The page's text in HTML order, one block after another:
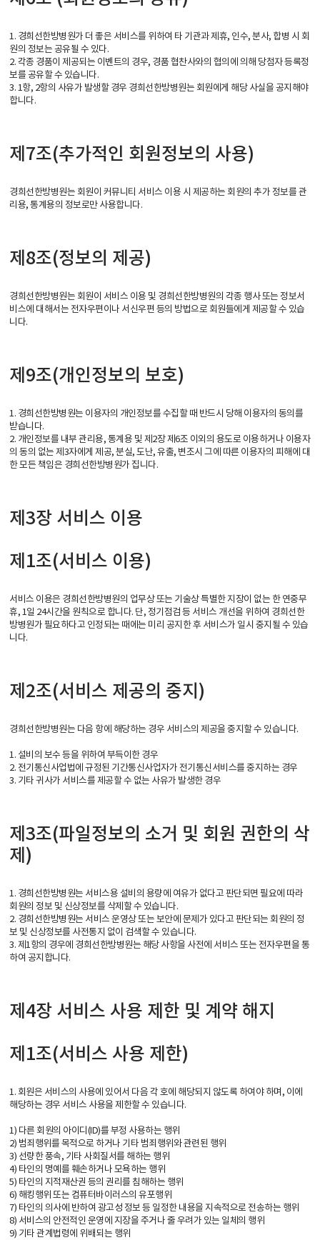
1. 경희선한방병원가 더 좋은 서비스를 위하여 타 기관과 제휴, 인수, 분사, 합병 시 회
원의 정보는 공유될 수 있다.
2. 각종 경품이 제공되는 이벤트의 경우, 경품 협찬사와의 협의에 의해 당첨자 등록정
보를 공유할 수 있습니다.
3. 1항, 2항의 사유가 발생할 경우 경희선한방병원는 회원에게 해당 사실을 공지해야
합니다.
제7조(추가적인 회원정보의 사용)
경희선한방병원는 회원이 커뮤니티 서비스 이용 시 제공하는 회원의 추가 정보를 관
리용, 통계용의 정보로만 사용합니다.
제8조(정보의 제공)
경희선한방병원는 회원이 서비스 이용 및 경희선한방병원의 각종 행사 또는 정보서
비스에 대해서는 전자우편이나 서신우편 등의 방법으로 회원들에게 제공할 수 있습
니다.
제9조(개인정보의 보호)
1. 경희선한방병원는 이용자의 개인정보를 수집할 때 반드시 당해 이용자의 동의를
받습니다.
2. 개인정보를 내부 관리용, 통계용 및 제2장 제6조 이외의 용도로 이용하거나 이용자
의 동의 없는 제3자에게 제공, 분실, 도난, 유출, 변조시 그에 따른 이용자의 피해에 대
한 모든 책임은 경희선한방병원가 집니다.
제3장 서비스 이용
제1조(서비스 이용)
서비스 이용은 경희선한방병원의 업무상 또는 기술상 특별한 지장이 없는 한 연중무
휴, 1일 24시간을 원칙으로 합니다. 단, 정기점검 등 서비스 개선을 위하여 경희선한
방병원가 필요하다고 인정되는 때에는 미리 공지한 후 서비스가 일시 중지될 수 있습
니다.
제2조(서비스 제공의 중지)
경희선한방병원는 다음 항에 해당하는 경우 서비스의 제공을 중지할 수 있습니다.
1. 설비의 보수 등을 위하여 부득이한 경우
2. 전기통신사업법에 규정된 기간통신사업자가 전기통신서비스를 중지하는 경우
3. 기타 귀사가 서비스를 제공할 수 없는 사유가 발생한 경우
제3조(파일정보의 소거 및 회원 권한의 삭
제)
1. 경희선한방병원는 서비스용 설비의 용량에 여유가 없다고 판단되면 필요에 따라
회원의 정보 및 신상정보를 삭제할 수 있습니다.
2. 경희선한방병원는 서비스 운영상 또는 보안에 문제가 있다고 판단되는 회원의 정
보 및 신상정보를 사전통지 없이 검색할 수 있습니다.
3. 제1항의 경우에 경희선한방병원는 해당 사항을 사전에 서비스 또는 전자우편을 통
하여 공지합니다.
제4장 서비스 사용 제한 및 계약 해지
제1조(서비스 사용 제한)
1. 회원은 서비스의 사용에 있어서 다음 각 호에 해당되지 않도록 하여야 하며, 이에
해당하는 경우 서비스 사용을 제한할 수 있습니다.
1) 다른 회원의 아이디(ID)를 부정 사용하는 행위
2) 범죄행위를 목적으로 하거나 기타 범죄행위와 관련된 행위
3) 선량한 풍속, 기타 사회질서를 해하는 행위
4) 타인의 명예를 훼손하거나 모욕하는 행위
5) 타인의 지적재산권 등의 권리를 침해하는 행위
6) 해킹행위 또는 컴퓨터바이러스의 유포행위
7) 타인의 의사에 반하여 광고성 정보 등 일정한 내용을 지속적으로 전송하는 행위
8) 서비스의 안전적인 운영에 지장을 주거나 줄 우려가 있는 일체의 행위
9) 기타 관계법령에 위배되는 행위